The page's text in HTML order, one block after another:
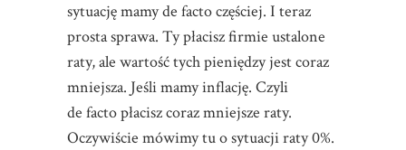
sytuację mamy de facto częściej. I teraz
prosta sprawa. Ty płacisz firmie ustalone
raty, ale wartość tych pieniędzy jest coraz
mniejsza. Jeśli mamy inflację. Czyli
de facto płacisz coraz mniejsze raty.
Oczywiście mówimy tu o sytuacji raty 0%.